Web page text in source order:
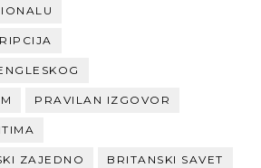
PRAVILAN IZGOVOR
ZAJEDNO BRITANSKI SAVET